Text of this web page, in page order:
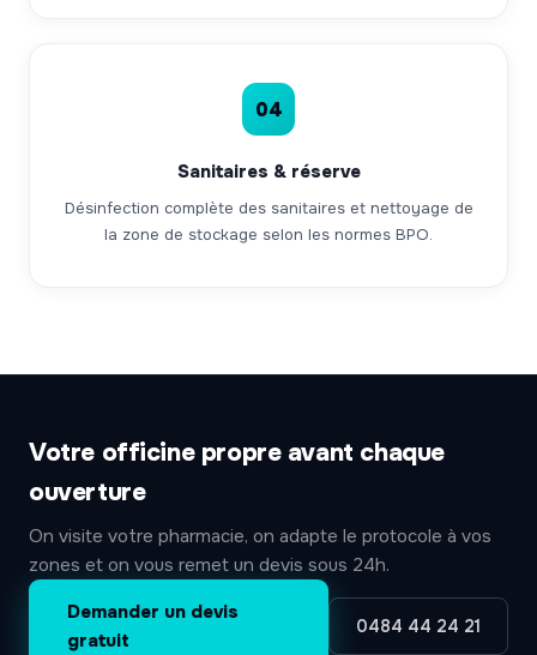
04
Sanitaires & réserve
Désinfection complète des sanitaires et nettoyage de
la zone de stockage selon les normes BPO.
Votre officine propre avant chaque
ouverture
On visite votre pharmacie, on adapte le protocole à vos
zones et on vous remet un devis sous 24h.
Demander un devis
gratuit
0484 44 24 21